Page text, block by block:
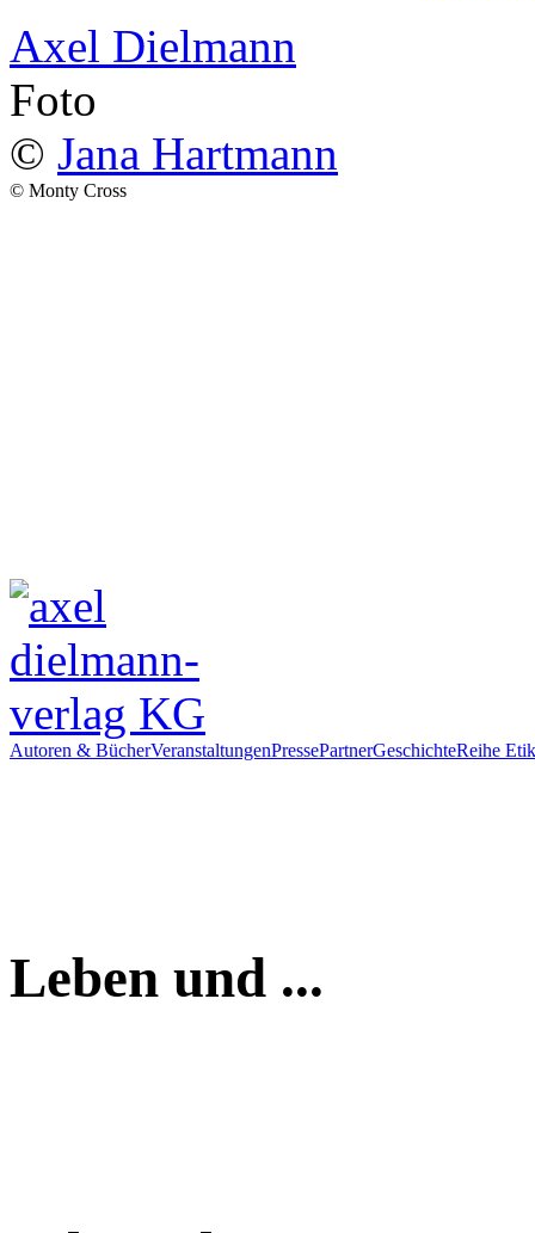
Axel Dielmann
Foto
© Jana Hartmann
© Monty Cross
Autoren & BücherVeranstaltungenPressePartnerGeschichteReihe
Leben und ...